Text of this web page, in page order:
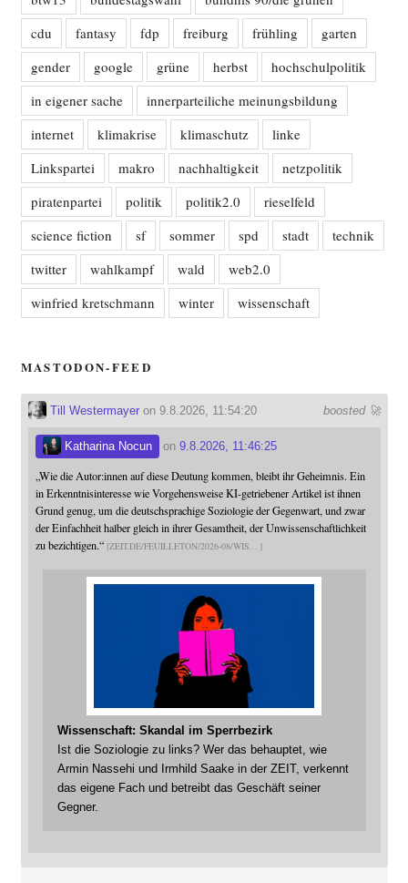
cdu
fantasy fdp freiburg frühling
garten
gender
google grüne herbst
hochschulpolitik
in eigener sache
innerparteiliche meinungsbildung
internet
klimakrise klimaschutz
linke
Linkspartei
makro nachhaltigkeit
netzpolitik
piratenpartei
politik politik2.0
rieselfeld
science fiction
sf sommer spd stadt
technik
twitter
wahlkampf wald
web2.0
winfried kretschmann
winter wissenschaft
MASTODON-FEED
boosted 🚀
Till Westermayeron 9.8.2026, 11:54:20
Katharina Nocun on 9.8.2026, 11:46:25
„Wie die Autor:innen auf diese Deutung kommen, bleibt ihr Geheimnis. Ein
in Erkenntnisinteresse wie Vorgehensweise KI-getriebener Artikel ist ihnen
Grund genug, um die deutschsprachige Soziologie der Gegenwart, und zwar
der Einfachheit halber gleich in ihrer Gesamtheit, der Unwissenschaftlichkeit
zu bezichtigen.“ ZEIT.DE/FEUILLETON/2026-08/WIS
Wissenschaft: Skandal im Sperrbezirk
Ist die Soziologie zu links? Wer das behauptet, wie
Armin Nassehi und Irmhild Saake in der ZEIT, verkennt
das eigene Fach und betreibt das Geschäft seiner
Gegner.